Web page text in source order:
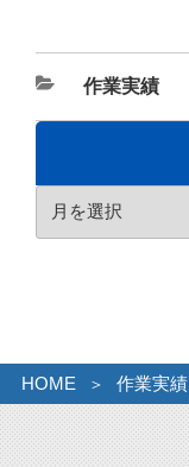
カ
テ
ー
作業実績
HOME 作業実績